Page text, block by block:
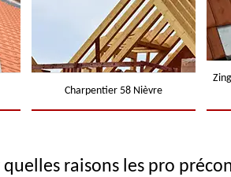
Charpentier 58 Nièvre
quelles raisons les pro